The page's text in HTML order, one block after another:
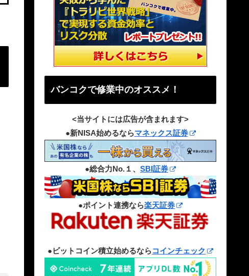
バンコクで修業中のオススメ！
<当サイトには広告が含まれます>
●新NISA始めるならマネックス証券
●総合力No.１、 SBI証券
●ポイント連携なら楽天証券
●ビットコイン積立始めるならコインチェック